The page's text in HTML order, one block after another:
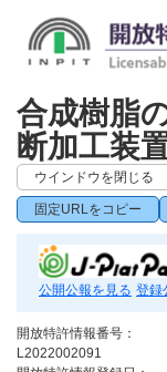
合成樹脂
断加工装
ウインドウを閉じる
固定URLをコピー
公開公報を見る 登録
開放特許情報番号：
L2022002091